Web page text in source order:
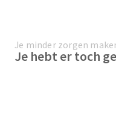
Je minder zorgen
Je hebt er toch